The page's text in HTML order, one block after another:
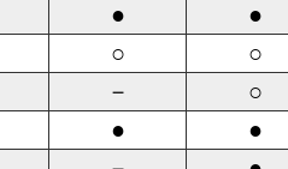
● ●
○ ○
－ ○
● ●